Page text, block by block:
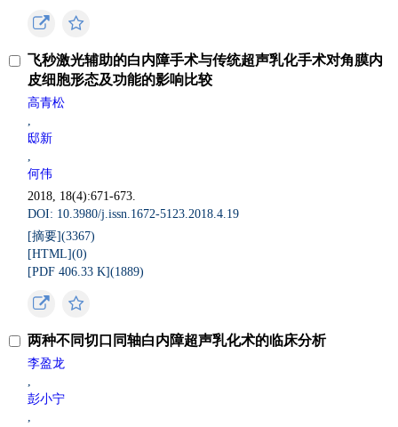
飞秒激光辅助的白内障手术与传统超声乳化手术对角膜内
皮细胞形态及功能的影响比较
高青松
,
邸新
,
何伟
2018, 18(4):671-673.
DOI: 10.3980/j.issn.1672-5123.2018.4.19
[摘要](3367)
[HTML](0)
[PDF 406.33 K](1889)
两种不同切口同轴白内障超声乳化术的临床分析
李盈龙
,
彭小宁
,